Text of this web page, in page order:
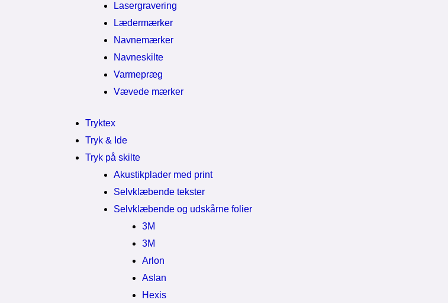
Lasergravering
Lædermærker
Navnemærker
Navneskilte
Varmepræg
Vævede mærker
Tryktex
Tryk & Ide
Tryk på skilte
Akustikplader med print
Selvklæbende tekster
Selvklæbende og udskårne folier
3M
3M
Arlon
Aslan
Hexis